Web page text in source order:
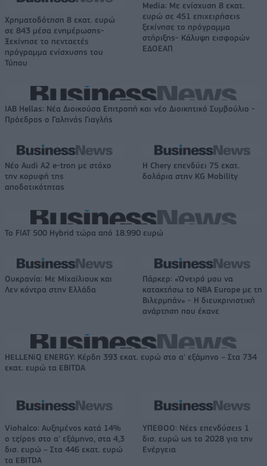
Χρηματοδότηση 8 εκατ. ευρώ
σε 843 μέσα ενημέρωσης-
Ξεκίνησε το πενταετές
πρόγραμμα ενίσχυσης του
Τύπου
Media: Με ενίσχυση 8 εκατ.
ευρώ σε 451 επιχειρήσεις
ξεκίνησε το πρόγραμμα
στήριξης- Κάλυψη εισφορών
ΕΔΟΕΑΠ
IAB Hellas: Νέα Διοικούσα Επιτροπή και νέο Διοικητικό Συμβούλιο -
Πρόεδρος ο Γαληνός Γιαγλής
Νέο Audi A2 e-tron με στόχο
την κορυφή της
αποδοτικότητας
Η Chery επενδύει 75 εκατ.
δολάρια στην KG Mobility
Το FIAT 500 Hybrid τώρα από 18.990 ευρώ
Ουκρανία: Με Μίχαϊλιουκ και
Λεν κόντρα στην Ελλάδα
Πάρκερ: «Όνειρό μου να
κατακτήσω το ΝΒΑ Europe με τη
Βιλερμπάν» - Η διευκρινιστική
ανάρτηση που έκανε
HELLENiQ ENERGY: Κέρδη 393 εκατ. ευρώ στο α' εξάμηνο – Στα 734
εκατ. ευρώ τα EBITDA
Viohalco: Αυξημένος κατά 14%
ο τζίρος στο α' εξάμηνο, στα 4,3
δισ. ευρώ – Στα 446 εκατ. ευρώ
τα EBITDA
ΥΠΕΘΟΟ: Νέες επενδύσεις 1
δισ. ευρώ ως το 2028 για την
Ενέργεια